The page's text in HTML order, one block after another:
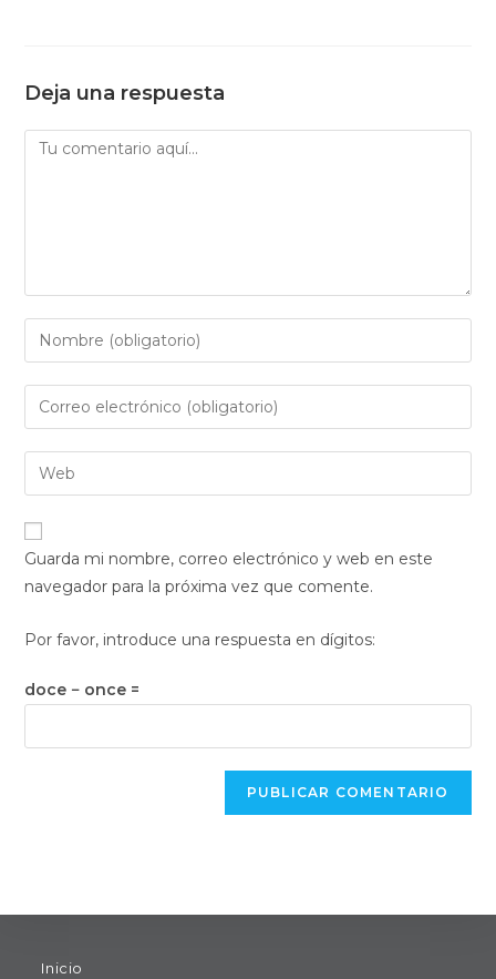
Deja una respuesta
Comentario
Introduce
tu
nombre
de
usuario
para
comentar
Introduce
tu
dirección
de
electrónico
para
comentar
Introduce
la
URL
de
(opcional)
Guarda mi nombre, correo electrónico y web en este
navegador para la próxima vez que comente.
Por favor, introduce una respuesta en dígitos:
doce − once =
Inicio